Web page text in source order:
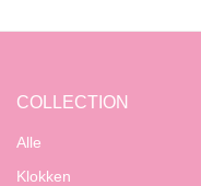
COLLECTION
Alle
Klokken